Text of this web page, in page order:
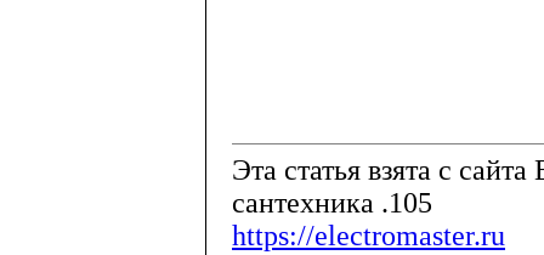
Эта статья взята с
сантехника .105
https://electromaster.ru